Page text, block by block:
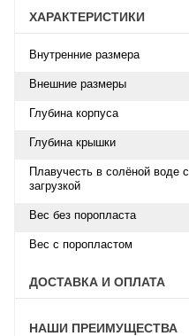
ХАРАКТЕРИСТИКИ
Внутренние размера
Внешние размеры
Глубина корпуса
Глубина крышки
Плавучесть в солёной воде с
загрузкой
Вес без поропласта
Вес с поропластом
ДОСТАВКА И ОПЛАТА
НАШИ ПРЕИМУЩЕСТВА